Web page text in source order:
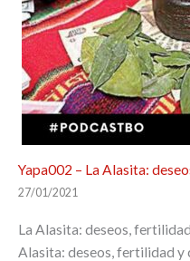
Yapa002 – La Alasita:
27/01/2021
La Alasita: deseos,
Alasita: deseos, fertilidad y